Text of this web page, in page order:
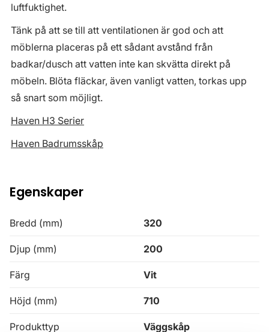
luftfuktighet.
Tänk på att se till att ventilationen är god och att
möblerna placeras på ett sådant avstånd från
badkar/dusch att vatten inte kan skvätta direkt på
möbeln. Blöta fläckar, även vanligt vatten, torkas upp
så snart som möjligt.
Haven H3 Serier
Haven Badrumsskåp
Egenskaper
Bredd (mm) 320
Djup (mm) 200
Färg Vit
Höjd (mm) 710
Produkttyp Väggskåp